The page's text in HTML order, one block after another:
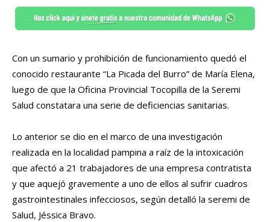
Con un sumario y prohibición de funcionamiento quedó el
conocido restaurante “La Picada del Burro” de María Elena,
luego de que la Oficina Provincial Tocopilla de la Seremi
Salud constatara una serie de deficiencias sanitarias.
Lo anterior se dio en el marco de una investigación
realizada en la localidad pampina a raíz de la intoxicación
que afectó a 21 trabajadores de una empresa contratista
y que aquejó gravemente a uno de ellos al sufrir cuadros
gastrointestinales infecciosos, según detalló la seremi de
Salud, Jéssica Bravo.